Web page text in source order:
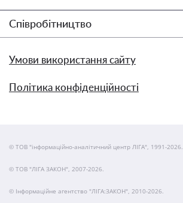
Співробітництво
Умови використання сайту
Політика конфіденційності
© ТОВ "інформаційно-аналітичний центр ЛІГА", 1991-2026.
© ТОВ "ЛІГА ЗАКОН", 2007-2026.
© Інформаційне агентство "ЛІГА:ЗАКОН", 2010-2026.